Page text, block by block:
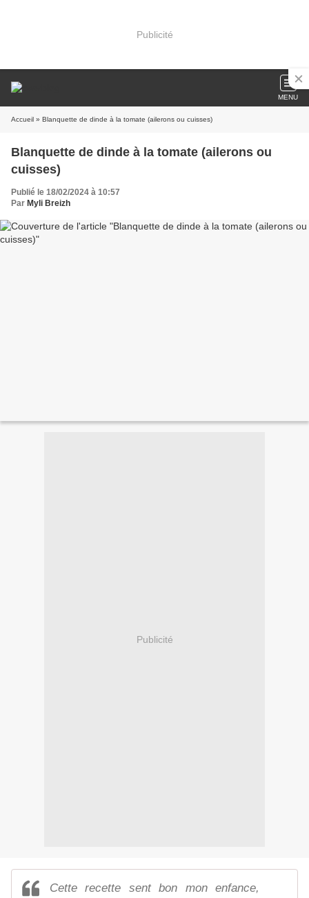
Publicité
MENU
Accueil » Blanquette de dinde à la tomate (ailerons ou cuisses)
Blanquette de dinde à la tomate (ailerons ou
cuisses)
Publié le 18/02/2024 à 10:57
Par Myli Breizh
Publicité
Cette recette sent bon mon enfance,